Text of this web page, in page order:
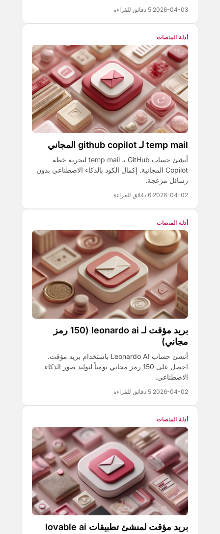
2026-04-03
·5 دقائق للقراءة
أدلة المنصات
temp mail لـ github copilot المجاني
أنشئ حساب GitHub بـ temp mail لتجربة خطة
Copilot المجانية. إكمال الكود بالذكاء الاصطناعي بدون
رسائل مزعجة.
2026-04-02
·6 دقائق للقراءة
أدلة المنصات
بريد مؤقت لـ leonardo ai (150 رمز
مجاني)
أنشئ حساب Leonardo AI باستخدام بريد مؤقت.
احصل على 150 رمز مجاني يومياً لتوليد صور الذكاء
الاصطناعي.
2026-04-02
·5 دقائق للقراءة
أدلة المنصات
بريد مؤقت لمنشئ تطبيقات lovable ai